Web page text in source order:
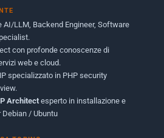
AI/LLM, Backend Engineer, Software
con profonde conoscenze di
web e cloud.
specializzato in PHP security
Architect esperto in installazione e
/ Ubuntu